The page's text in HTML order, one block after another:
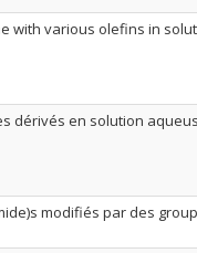
with various olefins in
dérivés en solution
modifiés par des